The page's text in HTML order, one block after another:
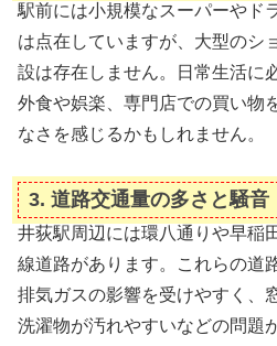
駅前には小規模なスーパーやド
は点在していますが、大型のシ
設は存在しません。日常生活に
外食や娯楽、専門店での買い物
なさを感じるかもしれません。
3. 道路交通量の多さと騒音
井荻駅周辺には環八通りや早稲
線道路があります。これらの道
排気ガスの影響を受けやすく、
洗濯物が汚れやすいなどの問題